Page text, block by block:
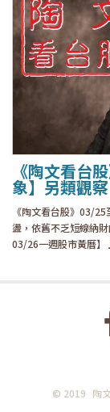
《陶文看台
象】另類觀察
《陶文看台股》03/
盪，依舊不乏短線納
03/26一週股市黃曆】
© 2019 陶